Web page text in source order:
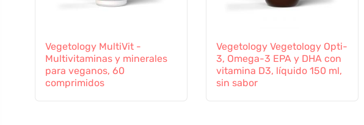
Vegetology MultiVit -
Multivitaminas y minerales
para veganos, 60
comprimidos
Vegetology Vegetology Opti-
3, Omega-3 EPA y DHA con
vitamina D3, líquido 150 ml,
sin sabor